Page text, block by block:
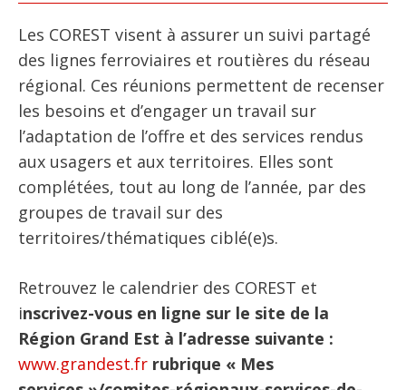
Les COREST visent à assurer un suivi partagé
des lignes ferroviaires et routières du réseau
régional. Ces réunions permettent de recenser
les besoins et d’engager un travail sur
l’adaptation de l’offre et des services rendus
aux usagers et aux territoires. Elles sont
complétées, tout au long de l’année, par des
groupes de travail sur des
territoires/thématiques ciblé(e)s.
Retrouvez le calendrier des COREST et
inscrivez-vous en ligne sur le site de la
Région Grand Est à l’adresse suivante :
www.grandest.fr rubrique « Mes